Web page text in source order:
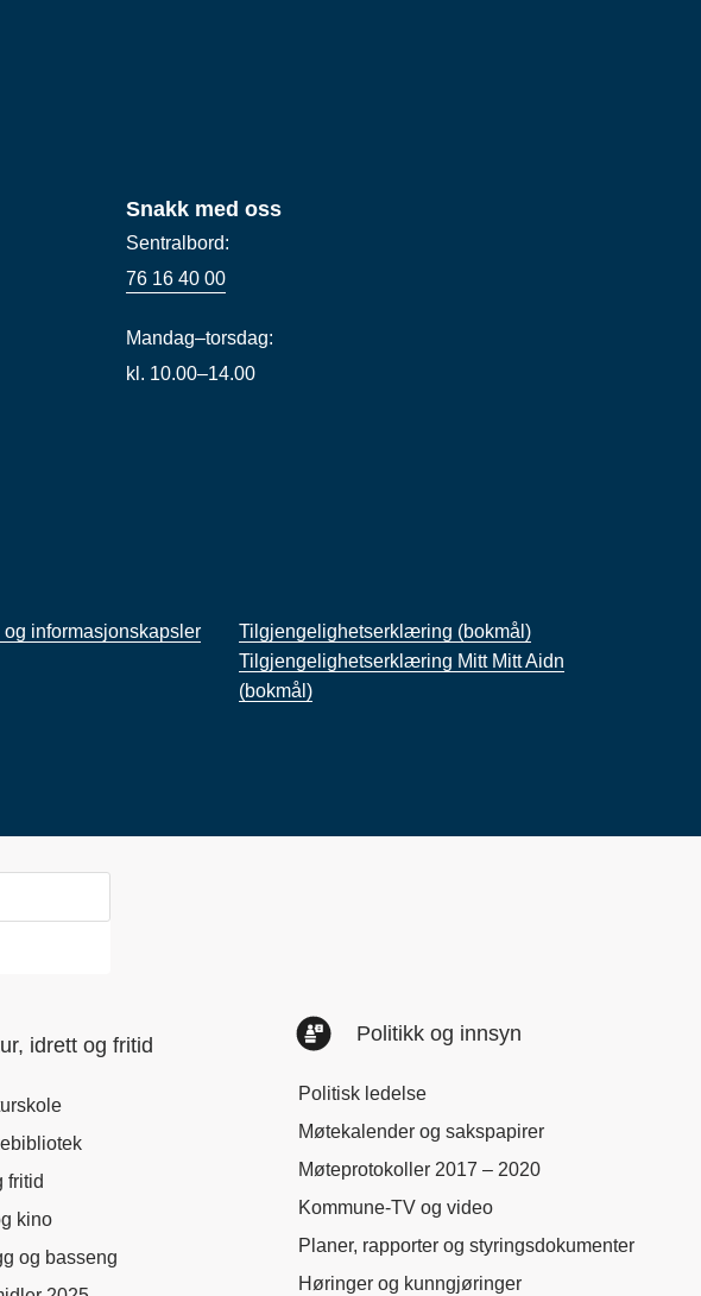
Snakk med oss
Sentralbord:
76 16 40 00
Mandag–torsdag:
kl. 10.00–14.00
og informasjonskapsler
Tilgjengelighetserklæring (bokmål)
Tilgjengelighetserklæring Mitt Mitt Aidn
(bokmål)
idrett og fritid
fritid
kino
og basseng
Politikk og innsyn
Politisk ledelse
Møtekalender og sakspapirer
Møteprotokoller 2017 – 2020
Kommune-TV og video
Planer, rapporter og styringsdokumenter
Høringer og kunngjøringer